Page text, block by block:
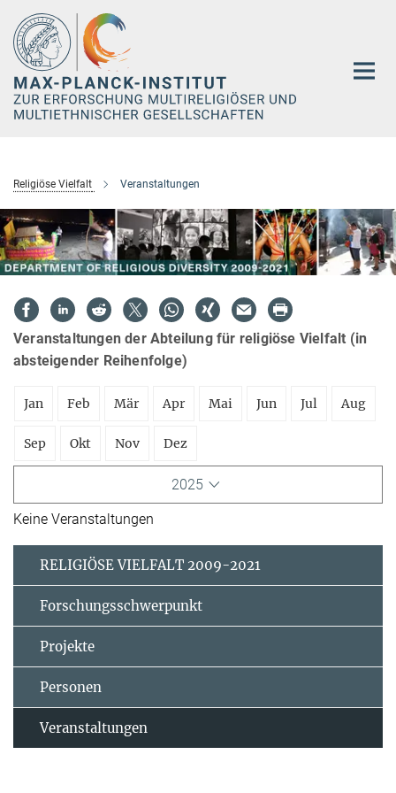
Hauptinhalt
Religiöse Vielfalt Veranstaltungen
Veranstaltungen der Abteilung für religiöse Vielfalt (in
absteigender Reihenfolge)
Jan Feb Mär Apr Mai Jun Jul Aug
Sep Okt Nov Dez
2025
Keine Veranstaltungen
RELIGIÖSE VIELFALT 2009-2021
Forschungsschwerpunkt
Projekte
Personen
Veranstaltungen